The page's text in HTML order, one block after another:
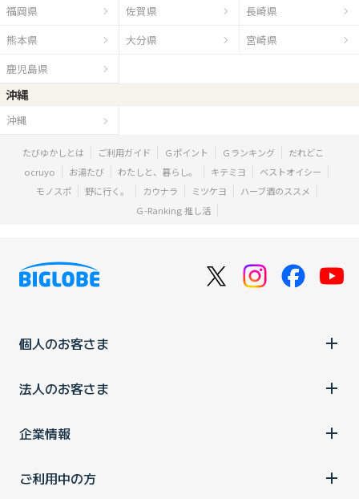
福岡県 佐賀県
長崎県
熊本県
大分県
宮崎県
鹿児島県
沖縄
沖縄
たびゆかしとは ご利用ガイド Ｇポイント Ｇランキング
だれどこ
ocruyo
お湯たび わたしと、暮らし。 キテミヨ
ベストオイシー
モノスポ
野に行く。 カウナラ ミツケヨ
ハーブ酒のススメ
Ｇ-Ranking 推し活
個人のお客さま
法人のお客さま
企業情報
ご利用中の方